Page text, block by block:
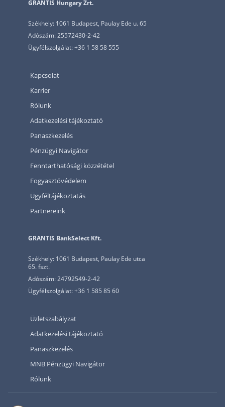
GRANTIS Hungary Zrt.
Székhely: 1061 Budapest, Paulay Ede u. 65
Adószám: 25572430-2-42
Ügyfélszolgálat: +36 1 58 58 555
Kapcsolat
Karrier
Rólunk
Adatkezelési tájékoztató
Panaszkezelés
Pénzügyi Navigátor
Fenntarthatósági közzététel
Fogyasztóvédelem
Ügyféltájékoztatás
Partnereink
GRANTIS BankSelect Kft.
Székhely: 1061 Budapest, Paulay Ede utca
65. fszt.
Adószám: 24792549-2-42
Ügyfélszolgálat: +36 1 585 85 60
Üzletszabályzat
Adatkezelési tájékoztató
Panaszkezelés
MNB Pénzügyi Navigátor
Rólunk